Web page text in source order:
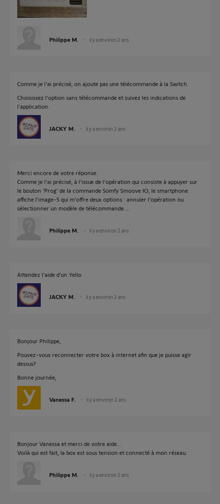
Philippe M. il y a environ 2 ans
Comme je l'ai précisé, on ajoute pas une télécommande à la Switch.
Choisissez l'option sans télécommande et suivez les indications de
l'application.
JACKY M. il y a environ 2 ans
Merci encore de votre réponse.
Comme je l'ai précisé, à l'issue de l'opération qui consiste à appuyer sur
le bouton 'Prog' de la commande Somfy Smoove IO, le smartphone
affiche l'image-5 qui m'offre deux options : annuler l'opération ou
sélectionner un modèle de télécommande....
Philippe M. il y a environ 2 ans
Attendez l'aide d'un Yello
JACKY M. il y a environ 2 ans
Bonjour Philippe,
Pouvez-vous reconnecter votre box à internet afin que je puisse agir
dessus?
Bonne journée,
Vanessa F. il y a environ 2 ans
Bonjour Vanessa et merci de votre aide...
Voilà qui est fait, la box est sous tension et connecté à mon réseau.
Philippe M. il y a environ 2 ans